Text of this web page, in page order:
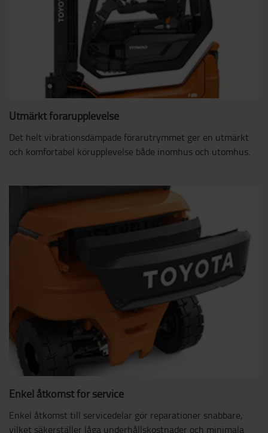
Utmärkt förarupplevelse
Det helt vibrationsdämpade förarutrymmet ger en utmärkt
och komfortabel körupplevelse både inomhus och utomhus.
Enkel åtkomst för service
Enkel åtkomst till servicedelar gör reparationer snabbare,
vilket säkerställer låga underhållskostnader och minimala